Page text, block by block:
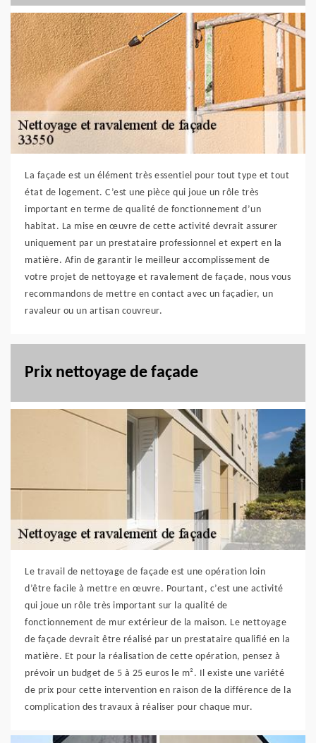
La façade est un élément très essentiel pour tout type et tout
état de logement. C’est une pièce qui joue un rôle très
important en terme de qualité de fonctionnement d’un
habitat. La mise en œuvre de cette activité devrait assurer
uniquement par un prestataire professionnel et expert en la
matière. Afin de garantir le meilleur accomplissement de
votre projet de nettoyage et ravalement de façade, nous vous
recommandons de mettre en contact avec un façadier, un
ravaleur ou un artisan couvreur.
Prix nettoyage de façade
Le travail de nettoyage de façade est une opération loin
d’être facile à mettre en œuvre. Pourtant, c’est une activité
qui joue un rôle très important sur la qualité de
fonctionnement de mur extérieur de la maison. Le nettoyage
de façade devrait être réalisé par un prestataire qualifié en la
matière. Et pour la réalisation de cette opération, pensez à
prévoir un budget de 5 à 25 euros le m². Il existe une variété
de prix pour cette intervention en raison de la différence de la
complication des travaux à réaliser pour chaque mur.